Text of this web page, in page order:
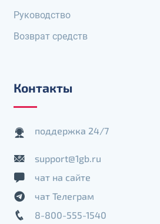
Руководство
Возврат средств
Контакты
поддержка 24/7
support@1gb.ru
чат на сайте
чат Телеграм
8-800-555-1540